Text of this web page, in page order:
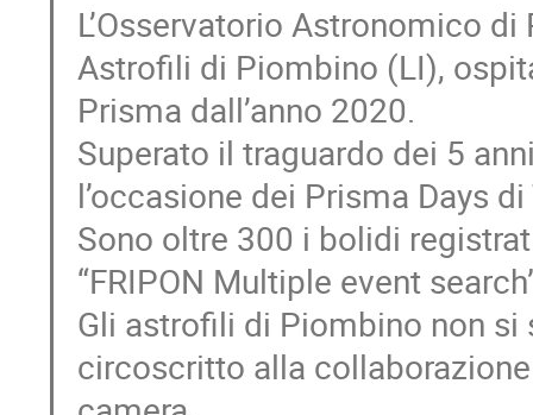
L’Osservatorio Astronomico
Astrofili di Piombino (LI),
Prisma dall’anno 2020.
Superato il traguardo dei 5
l’occasione dei Prisma Days
Sono oltre 300 i bolidi
“FRIPON Multiple event
Gli astrofili di Piombino non
circoscritto alla